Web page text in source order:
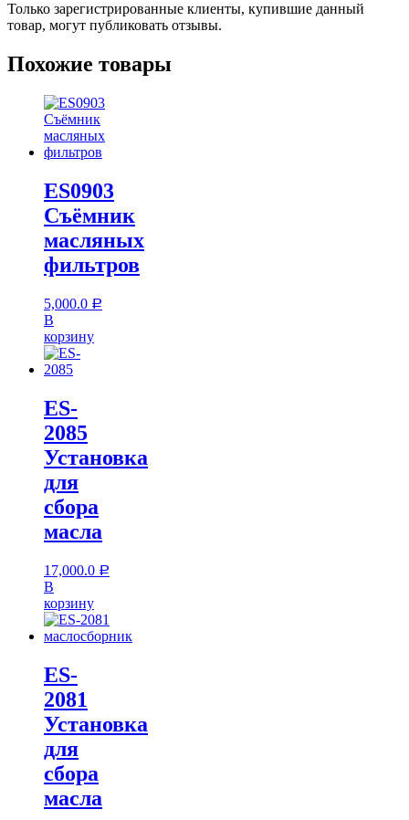
Только зарегистрированные клиенты, купившие данный
товар, могут публиковать отзывы.
Похожие товары
ES0903
Съёмник
масляных
фильтров
5,000.0 Р
В
корзину
ES-
2085
Установка
для
сбора
масла
17,000.0 Р
В
корзину
ES-
2081
Установка
для
сбора
масла